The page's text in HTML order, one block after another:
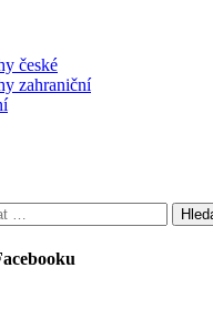
české
zahraniční